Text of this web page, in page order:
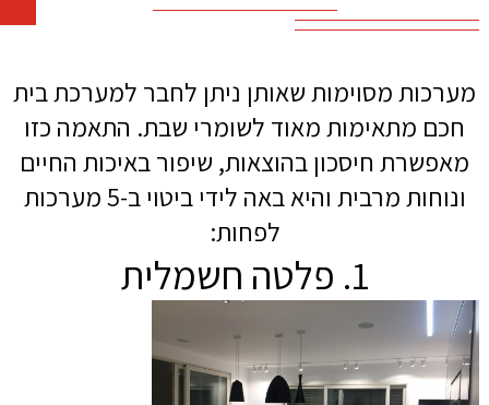
מערכות מסוימות שאותן ניתן לחבר למערכת בית
חכם מתאימות מאוד לשומרי שבת. התאמה כזו
מאפשרת חיסכון בהוצאות, שיפור באיכות החיים
ונוחות מרבית והיא באה לידי ביטוי ב-5 מערכות
לפחות:
1. פלטה חשמלית